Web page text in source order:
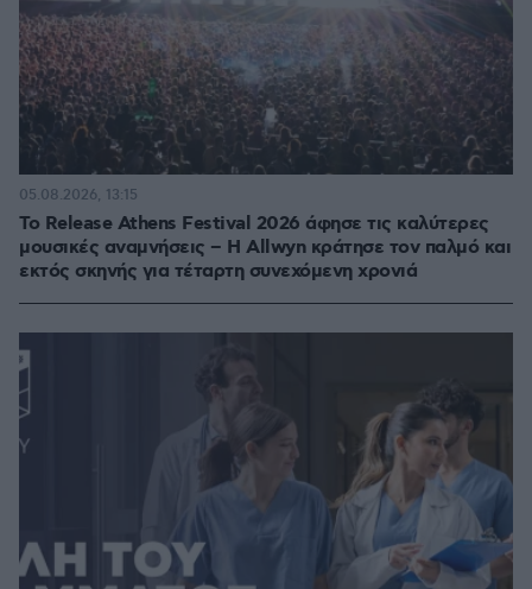
Το Release Athens Festival 2026 άφησε τις καλύτερες
μουσικές αναμνήσεις – Η Allwyn κράτησε τον παλμό και
εκτός σκηνής για τέταρτη συνεχόμενη χρονιά
05.08.2026, 13:15